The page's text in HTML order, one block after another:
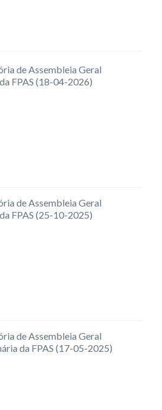
de Assembleia Geral
FPAS (18-04-2026)
de Assembleia Geral
FPAS (25-10-2025)
de Assembleia Geral
da FPAS (17-05-2025)